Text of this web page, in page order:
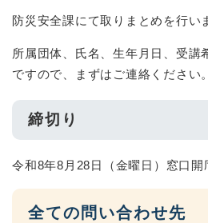
防災安全課にて取りまとめを行い
所属団体、氏名、生年月日、受講
ですので、まずはご連絡ください。
締切り
令和8年8月28日（金曜日）窓口開
全ての問い合わせ先